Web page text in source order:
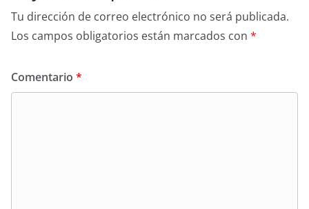
Tu dirección de correo electrónico no será publicada.
Los campos obligatorios están marcados con *
Comentario *